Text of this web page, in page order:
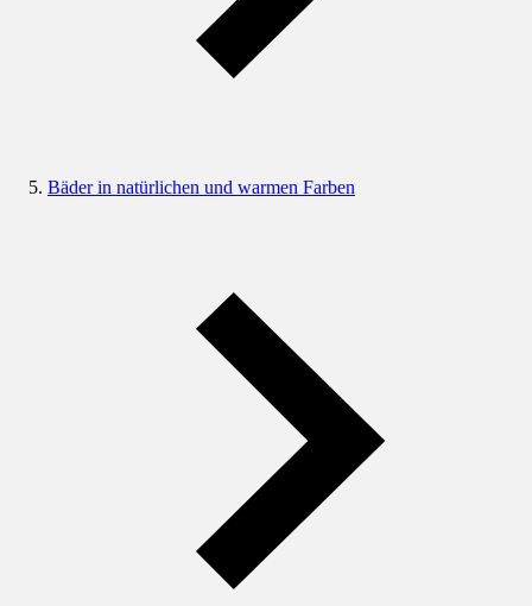
Bäder in natürlichen und warmen Farben